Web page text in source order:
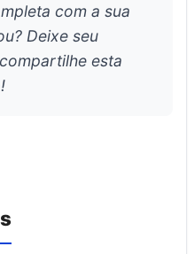
com a sua
Deixe seu
esta